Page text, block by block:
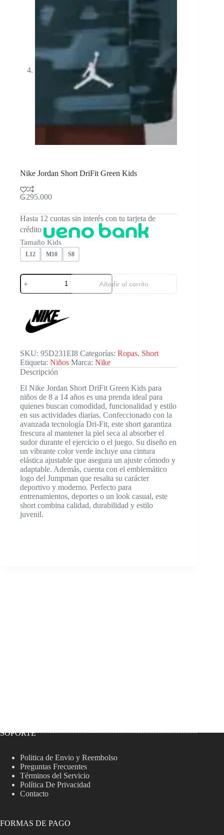
Nike Jordan Short DriFit Green Kids
₲295.000
Hasta 12 cuotas sin interés con tu tarjeta de
crédito
Tamaño Kids
L12 M10 S8
Nike
Jordan
Short
Green
Kids
cantidad
Añadir al carrito
SKU: 95D231EI8 Categorías: Ropas, Short
Etiqueta: Niños Marca: Nike
Descripción
El Nike Jordan Short DriFit Green Kids para
niños de 8 a 14 años es una prenda ideal para
quienes buscan comodidad, funcionalidad y estilo
en sus actividades diarias. Confeccionado con la
avanzada tecnología Dri-Fit, este short garantiza
frescura al mantener la piel seca al absorber el
sudor durante el ejercicio o el juego. Su diseño en
un vibrante color verde incluye una cintura
elástica ajustable que asegura un ajuste cómodo y
adaptable. Además, cuenta con el emblemático
logo del Jumpman que resalta su carácter
deportivo y moderno. Perfecto para
entrenamientos, deportes o un look casual, este
short combina calidad, durabilidad y estilo
juvenil.
SOPORTE
Politica de Envio y Reembolso
Preguntas Frecuentes
Términos del Servicio
Política De Privacidad
Contacto
FORMAS DE PAGO